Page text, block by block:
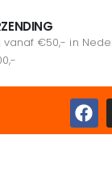
€50,- in